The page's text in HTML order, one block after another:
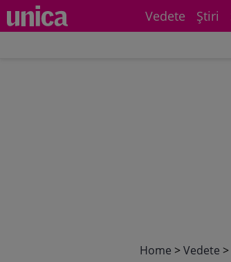
Vedete Știri
Home >Vedete >